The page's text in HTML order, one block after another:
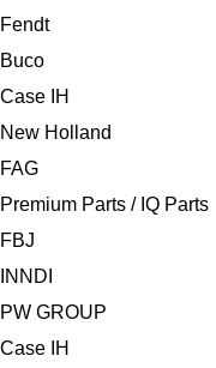
Fendt
Buco
Case IH
New Holland
FAG
Premium Parts / IQ Parts
FBJ
INNDI
PW GROUP
Case IH